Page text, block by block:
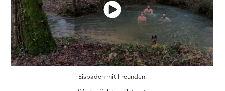
Eisbaden mit Freunden.